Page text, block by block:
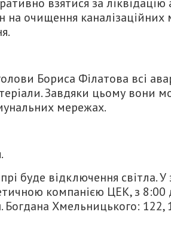
на очищення
Бориса Філатова всі
Завдяки цьому вони
мережах.
буде відключення світла.
компанією ЦЕК, з
Богдана Хмельницького: